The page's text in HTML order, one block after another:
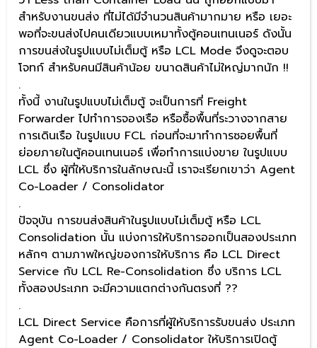
สำหรับงานขนส่ง ที่ไม่ได้มีจำนวนสินค้ามากมาย หรือ เยอะ
พอที่จะขนส่งไปคนเดียวแบบเหมาทั้งตู้คอนเทนเนอร์ ดังนั้น
การขนส่งในรูปแบบไม่เต็มตู้ หรือ LCL Mode จึงดูจะตอบ
โจทก์ สำหรับคนมีสินค้าน้อย ขนาดสินค้าไม่ใหญ่มากนัก !!
.
ทั้งนี้ งานในรูปแบบไม่เต็มตู้ จะเป็นการที่ Freight
Forwarder ไปทำการจองเรือ หรือซื้อพื้นที่ระวางจากสาย
การเดินเรือ ในรูปแบบ FCL ก่อนที่จะมาทำการซอยพื้นที่
ย่อยภายในตู้คอนเทนเนอร์ เพื่อทำการแบ่งขาย ในรูปแบบ
LCL ซึ่ง ผู้ที่ให้บริการในลักษณะนี้ เราจะเรียกเขาว่า Agent
Co-Loader / Consolidator
.
ปัจจุบัน การขนส่งสินค้าในรูปแบบไม่เต็มตู้ หรือ LCL
Consolidation นั้น แบ่งการให้บริการออกเป็นสองประเภท
หลักๆ ตามภาพใหญ่ของการให้บริการ คือ LCL Direct
Service กับ LCL Re-Consolidation ซึ่ง บริการ LCL
ทั้งสองประเภท จะมีความแตกต่างกันตรงที่ ??
.
LCL Direct Service คือการที่ผู้ให้บริการรับขนส่ง ประเภท
Agent Co-Loader / Consolidator ให้บริการเปิดตู้